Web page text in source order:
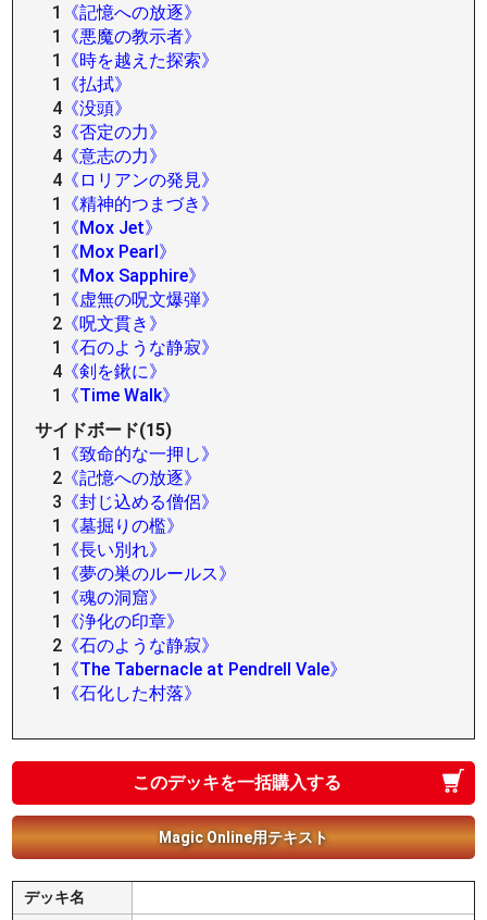
1
《記憶への放逐》
1
《悪魔の教示者》
1
《時を越えた探索》
1
《払拭》
4 《没頭》
3 《否定の力》
4 《意志の力》
4 《ロリアンの発見》
1
《精神的つまづき》
1
《Mox Jet》
1
《Mox Pearl》
1
《Mox Sapphire》
1
《虚無の呪文爆弾》
2 《呪文貫き》
1
《石のような静寂》
4 《剣を鍬に》
1
《Time Walk》
サイドボード(15)
1
《致命的な一押し》
2 《記憶への放逐》
3 《封じ込める僧侶》
1
《墓掘りの檻》
1
《長い別れ》
1
《夢の巣のルールス》
1
《魂の洞窟》
1
《浄化の印章》
2 《石のような静寂》
1
《The Tabernacle at Pendrell Vale》
1
《石化した村落》
このデッキを一括購入する
Magic Online用テキスト
デッキ名